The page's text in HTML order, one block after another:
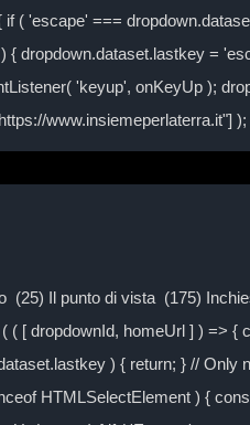
( 'escape' ===
dropdown.dataset.lastkey =
'keyup', onKeyUp );
www.insiemeperlaterra.it"]
(25) Il punto di vista (175)
[ dropdownId, homeUrl ] ) =>
) { return; } //
HTMLSelectElement ) {